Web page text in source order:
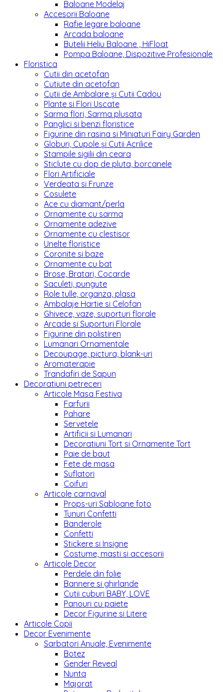
Baloane Modelaj
Accesorii Baloane
Rafie legare baloane
Arcada baloane
Butelii Heliu Baloane , HiFloat
Pompa Baloane, Dispozitive Profesionale
Floristica
Cutii din acetofan
Cutiute din acetofan
Cutii de Ambalare și Cutii Cadou
Plante si Flori Uscate
Sarma flori, Sarma plusata
Panglici si benzi floristice
Figurine din rasina si Miniaturi Fairy Garden
Globuri, Cupole și Cutii Acrilice
Stampile sigilii din ceara
Sticlute cu dop de pluta, borcanele
Flori Artificiale
Verdeata si Frunze
Cosulete
Ace cu diamant/perla
Ornamente cu sarma
Ornamente adezive
Ornamente cu clestisor
Unelte floristice
Coronite si baze
Ornamente cu bat
Brose, Bratari, Cocarde
Saculeti, pungute
Role tulle, organza, plasa
Ambalaje Hartie si Celofan
Ghivece, vaze, suporturi florale
Arcade si Suporturi Florale
Figurine din polistiren
Lumanari Ornamentale
Decoupage, pictura, blank-uri
Aromaterapie
Trandafiri de Sapun
Decoratiuni petreceri
Articole Masa Festiva
Farfurii
Pahare
Servetele
Artificii si Lumanari
Decoratiuni Tort si Ornamente Tort
Paie de baut
Fete de masa
Suflatori
Coifuri
Articole carnaval
Props-uri Sabloane foto
Tunuri Confetti
Banderole
Confetti
Stickere si Insigne
Costume, masti si accesorii
Articole Decor
Perdele din folie
Bannere si ghirlande
Cutii cuburi BABY, LOVE
Panouri cu paiete
Decor Figurine si Litere
Articole Copii
Decor Evenimente
Sarbatori Anuale, Evenimente
Botez
Gender Reveal
Nunta
Majorat